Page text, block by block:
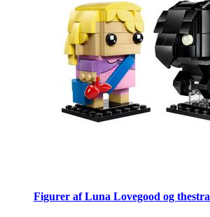
Figurer af Luna Lovegood og